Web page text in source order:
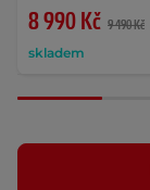
8 990 Kč 9 490 Kč
skladem